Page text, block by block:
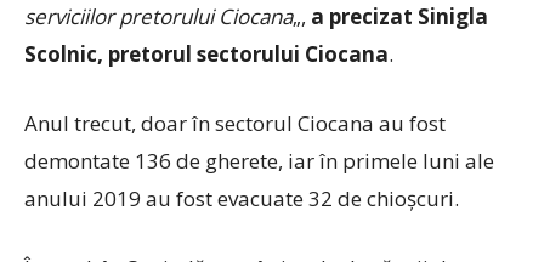
serviciilor pretorului Ciocana„, a precizat Sinigla
Scolnic, pretorul sectorului Ciocana.
Anul trecut, doar în sectorul Ciocana au fost
demontate 136 de gherete, iar în primele luni ale
anului 2019 au fost evacuate 32 de chioşcuri.